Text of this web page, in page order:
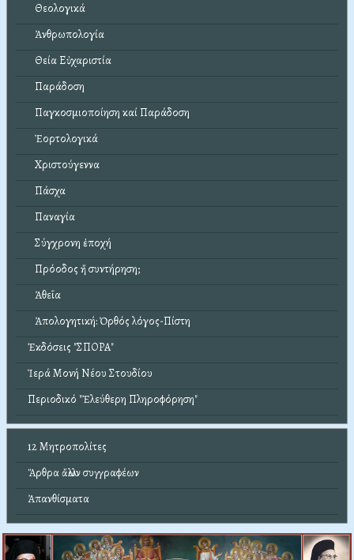
Θεολογικά
Ἀνθρωπολογία
Θεία Εὐχαριστία
Παράδοση
Παγκοσμιοποίηση καί Παράδοση
Ἑορτολογικά
Χριστούγεννα
Πάσχα
Παναγία
Σύγχρονη ἐποχή
Πρόοδος ἤ συντήρηση;
Ἀθεΐα
Ἀπολογητική: Ὀρθός λόγος-Πίστη
Ἐκδόσεις "ΣΠΟΡΑ"
Ἱερά Μονή Νέου Στουδίου
Περιοδικό "Ἐλεύθερη Πληροφόρηση"
12 Μητροπολίτες
Ἄρθρα ἄλλων συγγραφέων
Ἀπανθίσματα